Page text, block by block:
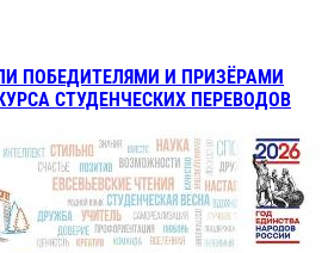
ПОБЕДИТЕЛЯМИ И ПРИЗЁРАМИ
СТУДЕНЧЕСКИХ ПЕРЕВОДОВ